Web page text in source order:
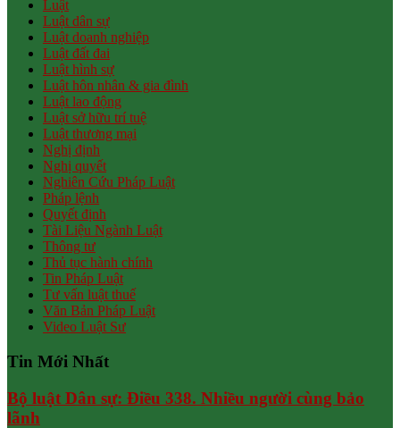
Luật
Luật dân sự
Luật doanh nghiệp
Luật đất đai
Luật hình sự
Luật hôn nhân & gia đình
Luật lao động
Luật sở hữu trí tuệ
Luật thương mại
Nghị định
Nghị quyết
Nghiên Cứu Pháp Luật
Pháp lệnh
Quyết định
Tài Liệu Ngành Luật
Thông tư
Thủ tục hành chính
Tin Pháp Luật
Tư vấn luật thuế
Văn Bản Pháp Luật
Video Luật Sư
Tin Mới Nhất
Bộ luật Dân sự: Điều 338. Nhiều người cùng bảo
lãnh